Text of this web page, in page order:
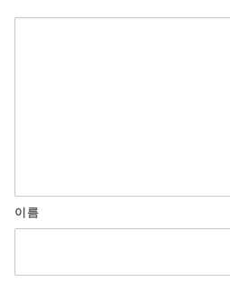
이름